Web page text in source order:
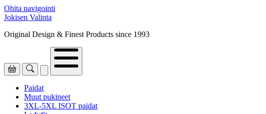
Ohita navigointi
Jokisen Valinta
Original Design & Finest Products since 1993
Paidat
Muut pukineet
3XL-5XL ISOT paidat